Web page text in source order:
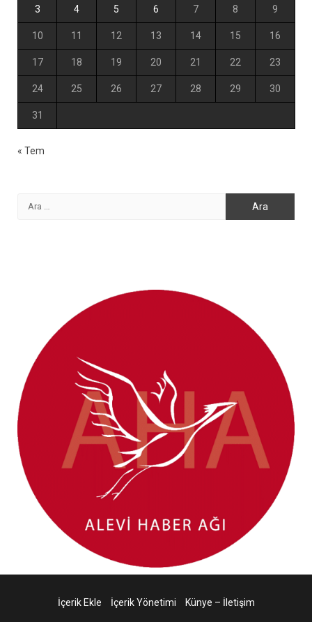
3 4 5 6 7 8 9
10 11 12 13 14 15 16
17 18 19 20 21 22 23
24 25 26 27 28 29 30
31
« Tem
İçerik Ekle İçerik Yönetimi Künye – İletişim